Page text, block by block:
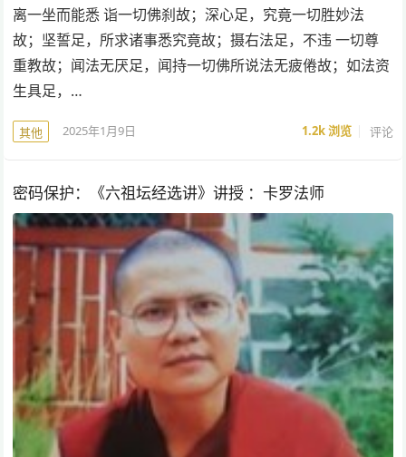
离一坐而能悉 诣一切佛刹故；深心足，究竟一切胜妙法
故；坚誓足，所求诸事悉究竟故；摄右法足，不违 一切尊
重教故；闻法无厌足，闻持一切佛所说法无疲倦故；如法资
生具足，…
其他 2025年1月9日 1.2k浏览 评论
密码保护：《六祖坛经选讲》讲授 ：卡罗法师